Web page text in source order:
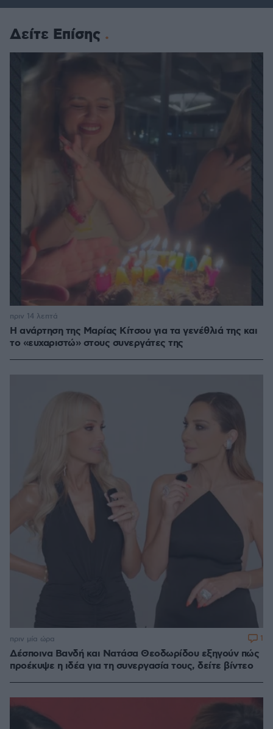
Δείτε Επίσης
Η ανάρτηση της Μαρίας Κίτσου για τα γενέθλιά της και
το «ευχαριστώ» στους συνεργάτες της
πριν 14 λεπτά
Δέσποινα Βανδή και Νατάσα Θεοδωρίδου εξηγούν πώς
προέκυψε η ιδέα για τη συνεργασία τους, δείτε βίντεο
πριν μία ώρα 1